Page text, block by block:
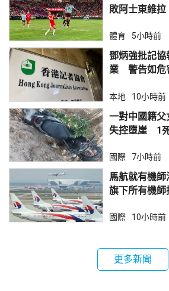
敗阿士東維拉
體育 5小時前
鄧炳強批記
業 警告如危
本地 10小時前
一對中國籍
失控墮崖 1
國際 7小時前
馬航就有機
旗下所有機師
國際 10小時前
更多新聞